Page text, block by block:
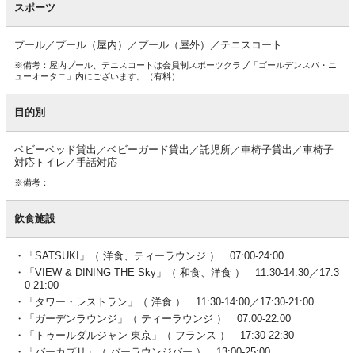
スポーツ
プール／プール（屋内）／プール（屋外）／テニスコート
※備考：屋内プール、テニスコートは会員制スポーツクラブ「ゴールデンスパ・ニ
ューオータニ」内にございます。（有料）
目的別
ベビーベッド貸出／ベビーガード貸出／託児所／車椅子貸出／車椅子
対応トイレ／手話対応
※備考：
飲食施設
「SATSUKI」（ 洋食、ティーラウンジ ） 07:00-24:00
「VIEW & DINING THE Sky」（ 和食、洋食 ） 11:30-14:30／17:3
0-21:00
「タワー・レストラン」（ 洋食 ） 11:30-14:00／17:30-21:00
「ガーデンラウンジ」（ ティーラウンジ ） 07:00-22:00
「トゥールダルジャン 東京」（ フランス ） 17:30-22:30